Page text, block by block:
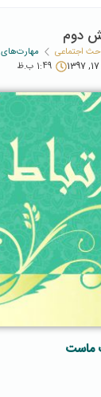
دوم
اجتماعی
1:49 ب.ظ
ماست